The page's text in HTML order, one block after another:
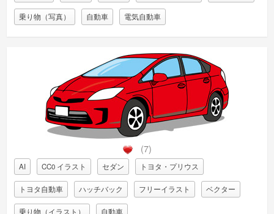
乗り物（写真） 自動車 電気自動車
(7)
AI CC0 イラスト セダン トヨタ・プリウス
トヨタ自動車 ハッチバック フリーイラスト ベクター
乗り物（イラスト） 自動車